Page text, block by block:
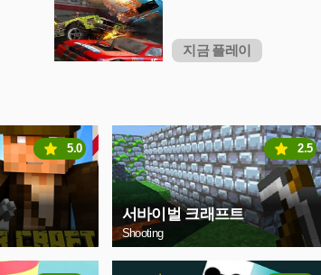
지금 플레이
5.0
서바이벌 크래프트
Shooting
2.5